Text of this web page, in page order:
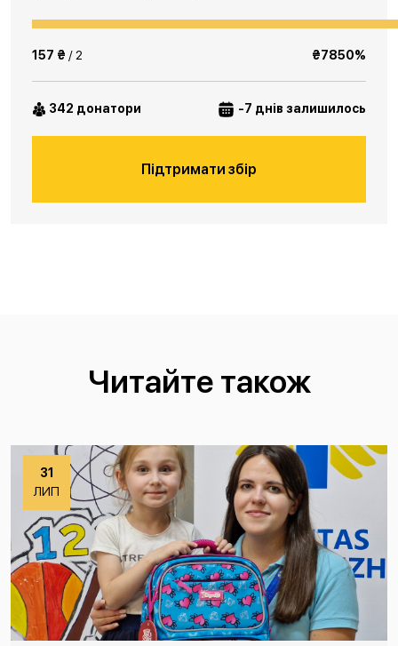
157 ₴ / 2 ₴7850%
342 донатори -7 днів залишилось
Підтримати збір
Читайте також
31
ЛИП